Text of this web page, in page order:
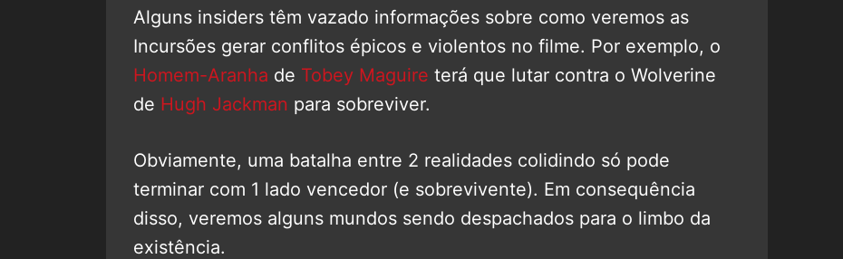
Alguns insiders têm vazado informações sobre como veremos as
Incursões gerar conflitos épicos e violentos no filme. Por exemplo, o
Homem-Aranha de Tobey Maguire terá que lutar contra o Wolverine
de Hugh Jackman para sobreviver.
Obviamente, uma batalha entre 2 realidades colidindo só pode
terminar com 1 lado vencedor (e sobrevivente). Em consequência
disso, veremos alguns mundos sendo despachados para o limbo da
existência.